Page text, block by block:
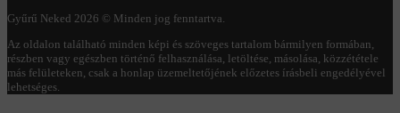
Gyűrű Neked 2026 © Minden jog fenntartva.
Az oldalon található minden képi és szöveges tartalom bármilyen formában,
részben vagy egészben történő felhasználása, letöltése, másolása, közzététele
más felületeken, csak a honlap üzemeltetőjének előzetes írásbeli engedélyével
lehetséges.